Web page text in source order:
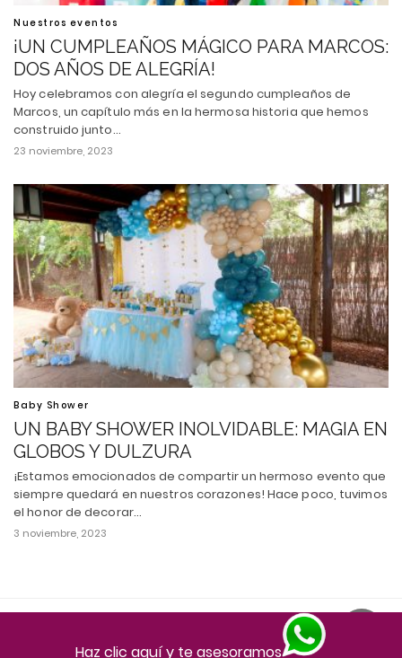
Nuestros eventos
¡UN CUMPLEAÑOS MÁGICO PARA MARCOS:
DOS AÑOS DE ALEGRÍA!
Hoy celebramos con alegría el segundo cumpleaños de
Marcos, un capítulo más en la hermosa historia que hemos
construido junto…
23 noviembre, 2023
Baby Shower
UN BABY SHOWER INOLVIDABLE: MAGIA EN
GLOBOS Y DULZURA
¡Estamos emocionados de compartir un hermoso evento que
siempre quedará en nuestros corazones! Hace poco, tuvimos
el honor de decorar…
3 noviembre, 2023
Ver versión escritorio
Haz clic aquí y te asesoramos